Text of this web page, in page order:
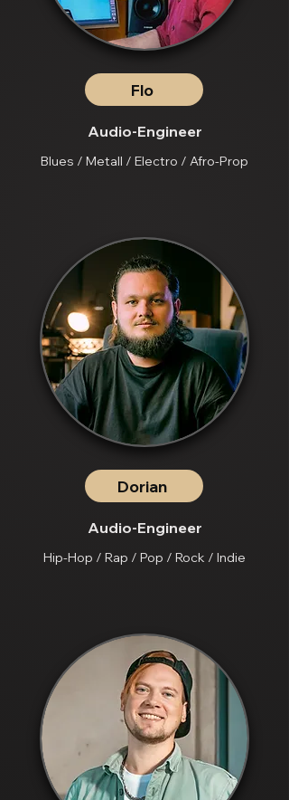
Flo
Audio-Engineer
Blues / Metall / Electro / Afro-Prop
Dorian
Audio-Engineer
Hip-Hop / Rap / Pop / Rock / Indie